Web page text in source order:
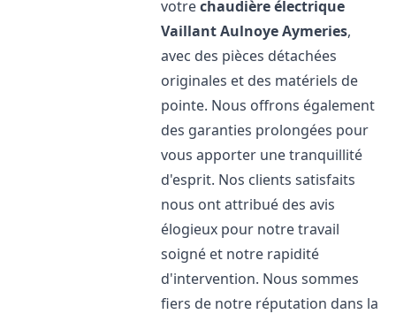
votrechaudière électrique
VaillantAulnoye Aymeries,
avec des pièces détachées
originales et des matériels de
pointe. Nous offrons également
des garanties prolongées pour
vous apporter une tranquillité
d'esprit. Nos clients satisfaits
nous ont attribué des avis
élogieux pour notre travail
soigné et notre rapidité
d'intervention. Nous sommes
fiers de notre réputation dans la